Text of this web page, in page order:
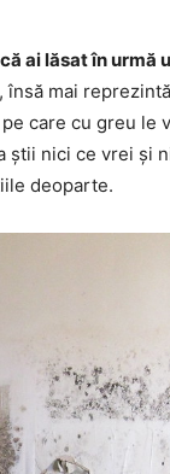
ai lăsat în urmă
mai
care cu greu le
știi nici ce vrei și
deoparte.